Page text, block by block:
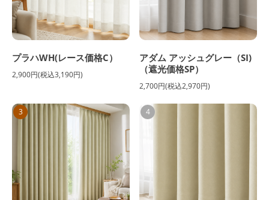
プラハWH(レース価格C）
2,900円(税込3,190円)
アダム アッシュグレー（SI)
（遮光価格SP）
2,700円(税込2,970円)
3 4